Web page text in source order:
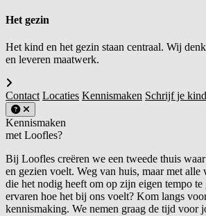
Het gezin
Het kind en het gezin staan centraal. Wij
en leveren maatwerk.
Contact Locaties Kennismaken Schrijf je
Kennismaken
met Loofles?
Bij Loofles creëren we een tweede thuis
en gezien voelt. Weg van huis, maar met alle
die het nodig heeft om op zijn eigen tempo
ervaren hoe het bij ons voelt? Kom langs
kennismaking. We nemen graag de tijd voor